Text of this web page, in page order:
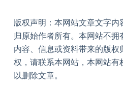
版权声明：本网站文章文字
归原始作者所有。本网站不
内容、信息或资料带来的版
权，请联系本网站，本网站有
以删除文章。